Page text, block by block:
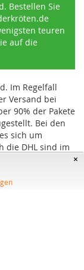
Bestellen Sie
teuren
auf die
Im Regelfall
Versand bei
90% der Pakete
Bei den
sich um
die DHL sind im
beeinflusst
×